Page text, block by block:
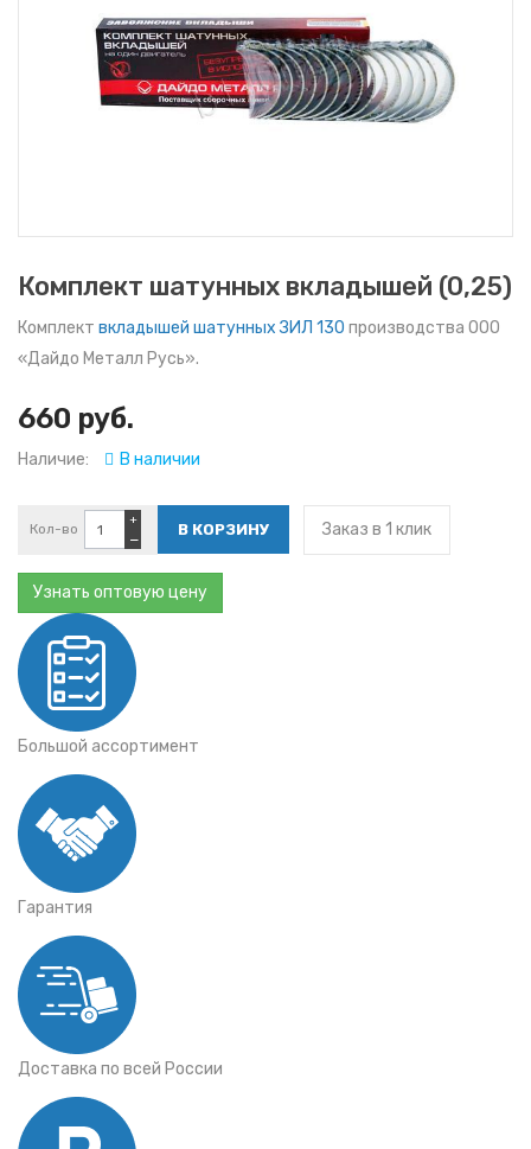
Комплект шатунных вкладышей (0,25)
Комплект вкладышей шатунных ЗИЛ 130 производства ООО
«Дайдо Металл Русь».
660 руб.
Наличие: В наличии
Кол-во
−
+ Заказ в 1 клик
Узнать оптовую цену
Большой ассортимент
Гарантия
Доставка по всей России